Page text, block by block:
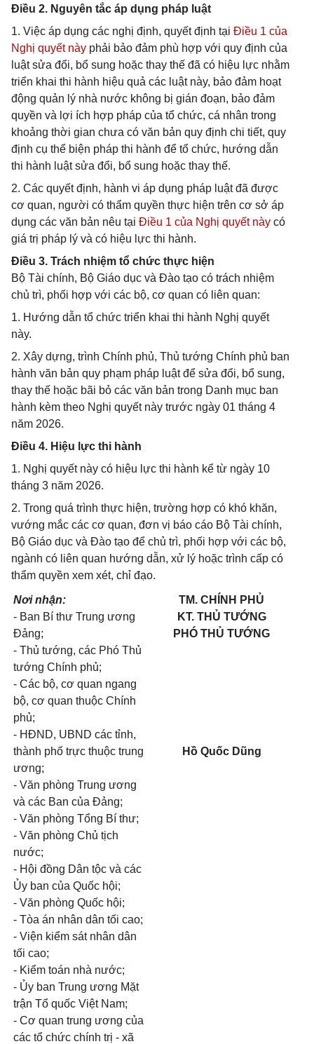
Điều 2. Nguyên tắc áp dụng pháp luật
1. Việc áp dụng các nghị định, quyết định tại Điều 1 của
Nghị quyết này phải bảo đảm phù hợp với quy định của
luật sửa đổi, bổ sung hoặc thay thế đã có hiệu lực nhằm
triển khai thi hành hiệu quả các luật này, bảo đảm hoạt
động quản lý nhà nước không bị gián đoạn, bảo đảm
quyền và lợi ích hợp pháp của tổ chức, cá nhân trong
khoảng thời gian chưa có văn bản quy định chi tiết, quy
định cụ thể biện pháp thi hành để tổ chức, hướng dẫn
thi hành luật sửa đổi, bổ sung hoặc thay thế.
2. Các quyết định, hành vi áp dụng pháp luật đã được
cơ quan, người có thẩm quyền thực hiện trên cơ sở áp
dụng các văn bản nêu tại Điều 1 của Nghị quyết này có
giá trị pháp lý và có hiệu lực thi hành.
Điều 3. Trách nhiệm tổ chức thực hiện
Bộ Tài chính, Bộ Giáo dục và Đào tạo có trách nhiệm
chủ trì, phối hợp với các bộ, cơ quan có liên quan:
1. Hướng dẫn tổ chức triển khai thi hành Nghị quyết
này.
2. Xây dựng, trình Chính phủ, Thủ tướng Chính phủ ban
hành văn bản quy phạm pháp luật để sửa đổi, bổ sung,
thay thế hoặc bãi bỏ các văn bản trong Danh mục ban
hành kèm theo Nghị quyết này trước ngày 01 tháng 4
năm 2026.
Điều 4. Hiệu lực thi hành
1. Nghị quyết này có hiệu lực thi hành kể từ ngày 10
tháng 3 năm 2026.
2. Trong quá trình thực hiện, trường hợp có khó khăn,
vướng mắc các cơ quan, đơn vị báo cáo Bộ Tài chính,
Bộ Giáo dục và Đào tạo để chủ trì, phối hợp với các bộ,
ngành có liên quan hướng dẫn, xử lý hoặc trình cấp có
thẩm quyền xem xét, chỉ đạo.
Nơi nhận:
- Ban Bí thư Trung ương
Đảng;
- Thủ tướng, các Phó Thủ
tướng Chính phủ;
- Các bộ, cơ quan ngang
bộ, cơ quan thuộc Chính
phủ;
- HĐND, UBND các tỉnh,
thành phố trực thuộc trung
ương;
- Văn phòng Trung ương
và các Ban của Đảng;
- Văn phòng Tổng Bí thư;
- Văn phòng Chủ tịch
nước;
- Hội đồng Dân tộc và các
Ủy ban của Quốc hội;
- Văn phòng Quốc hội;
- Tòa án nhân dân tối cao;
- Viện kiểm sát nhân dân
tối cao;
- Kiểm toán nhà nước;
- Ủy ban Trung ương Mặt
trận Tổ quốc Việt Nam;
- Cơ quan trung ương của
các tổ chức chính trị - xã
TM. CHÍNH PHỦ
KT. THỦ TƯỚNG
PHÓ THỦ TƯỚNG
Hồ Quốc Dũng